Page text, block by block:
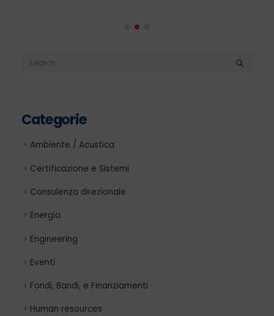
Categorie
Ambiente / Acustica
Certificazione e Sistemi
Consulenza direzionale
Energia
Engineering
Eventi
Fondi, Bandi, e Finanziamenti
Human resources